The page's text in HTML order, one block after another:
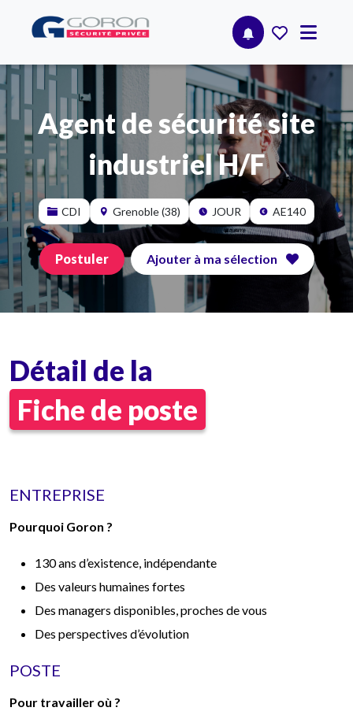
Agent de sécurité site
industriel H/F
CDI Grenoble (38) JOUR AE140
Postuler Ajouter à ma sélection
Détail de la
Fiche de poste
ENTREPRISE
Pourquoi Goron ?
130 ans d’existence, indépendante
Des valeurs humaines fortes
Des managers disponibles, proches de vous
Des perspectives d’évolution
POSTE
Pour travailler où ?